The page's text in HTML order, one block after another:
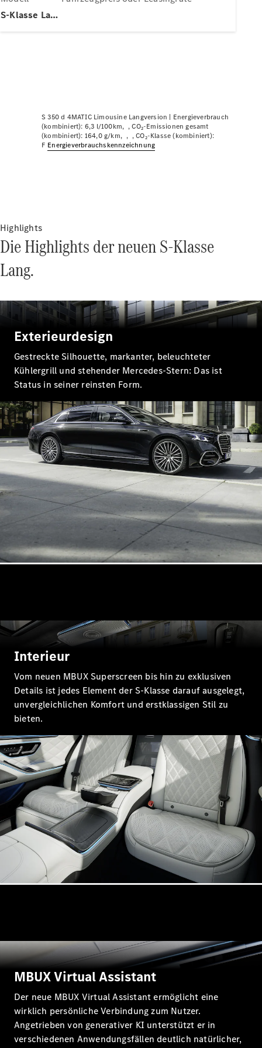
Plug-in-Hybrid Modelle
Alle
Limousinen
CLA
Elektrisch
EQS
Limousine
NeuElektrisch
S-Klasse
Lang
Mercedes-
Maybach
S-Klasse
Neu
Konfigurator
Probefahrt
Mercedes-
Benz Store
SUV & Geländewagen
Alle SUVs
EQA
Elektrisch
EQE
Maybach
EQS SUV
Elektrisch
GLA
GLA Neu
GLB Elektrisch
GLB
GLC Coupé
GLE
Neu
GLE
Coupé
Neu
GLS Neu
Mercedes-
Maybach
GLS
Neu
G-
Klasse
Elektrisch
G-Klasse
T-Modelle / Kombis
S-Klasse Lang
S 350 d 4MATIC Limousine Langversion | Energieverbrauch
(kombiniert): 6,3 l/100km
CO₂-Emissionen gesamt
(kombiniert): 164,0 g/km
CO₂-Klasse (kombiniert):
F Energie­verbrauchs­kennzeichnung
Highlights
Die Highlights der neuen S-Klasse
Lang.
Exterieurdesign
Gestreckte Silhouette, markanter, beleuchteter
Kühlergrill und stehender Mercedes-Stern: Das ist
Status in seiner reinsten Form.
Interieur
Vom neuen MBUX Superscreen bis hin zu exklusiven
Details ist jedes Element der S-Klasse darauf ausgelegt,
unvergleichlichen Komfort und erstklassigen Stil zu
bieten.
MBUX Virtual Assistant
Der neue MBUX Virtual Assistant ermöglicht eine
wirklich persönliche Verbindung zum Nutzer.
Angetrieben von generativer KI unterstützt er in
verschiedenen Anwendungsfällen deutlich natürlicher,